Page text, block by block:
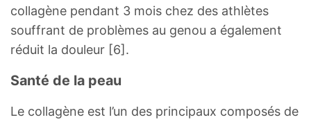
collagène pendant 3 mois chez des athlètes
souffrant de problèmes au genou a également
réduit la douleur [6].
Santé de la peau
Le collagène est l’un des principaux composés de